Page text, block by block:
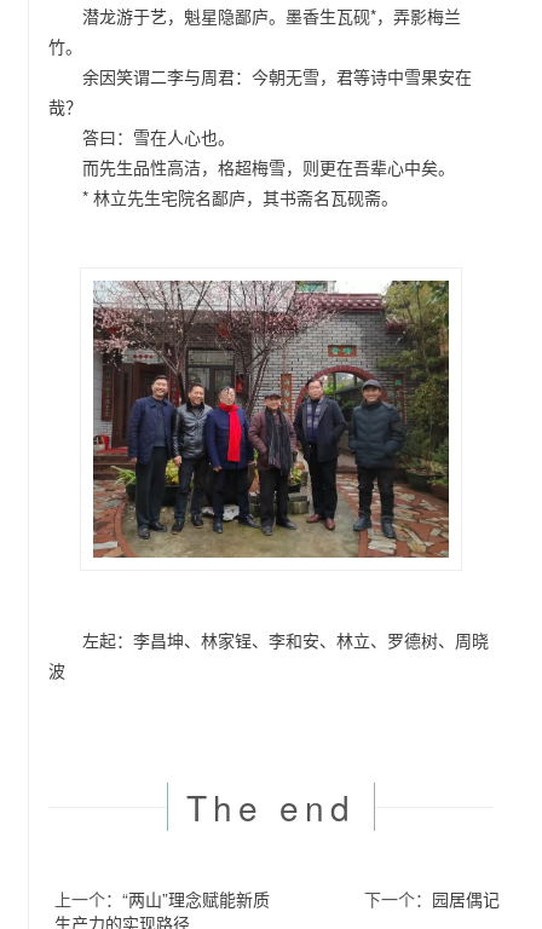
潜龙游于艺，魁星隐鄙庐。墨香生瓦砚*，弄影梅兰
竹。
余因笑谓二李与周君：今朝无雪，君等诗中雪果安在
哉？
答曰：雪在人心也。
而先生品性高洁，格超梅雪，则更在吾辈心中矣。
* 林立先生宅院名鄙庐，其书斋名瓦砚斋。
左起：李昌坤、林家锃、李和安、林立、罗德树、周晓
波
The end
上一个： “两山”理念赋能新质
生产力的实现路径
下一个： 园居偶记